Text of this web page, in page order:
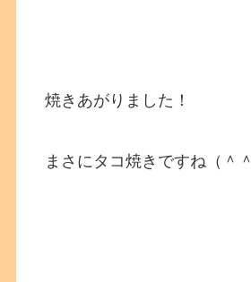
焼きあがりました！
まさにタコ焼きですね（＾＾